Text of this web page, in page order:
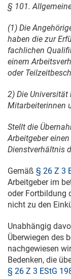
§ 101.
(1) Die
haben die zur
fachlichen
einem
oder
2) Die
Mitarbeiterinnen
Stellt die
Arbeitgeber
Dienstverhältnis
Gemäß § 26 Z 3
Arbeitgeber im
oder Fortbildung
nicht zu den
Unabhängig
Überwiegen des
nachgewiesen
Bedenken, die
§ 26 Z 3 EStG